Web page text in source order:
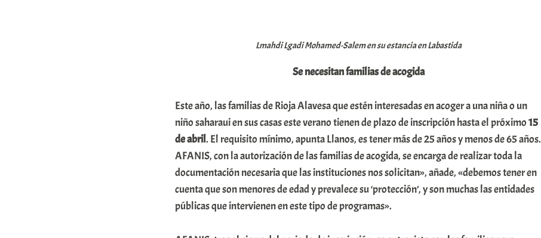
Lmahdi Lgadi Mohamed-Salem en su estancia en Labastida
Se necesitan familias de acogida
Este año, las familias de Rioja Alavesa que estén interesadas en acoger a una niña o un
niño saharaui en sus casas este verano tienen de plazo de inscripción hasta el próximo15
deabril. El requisito mínimo, apunta Llanos, es tener más de 25 años y menos de 65 años.
AFANIS, con la autorización de las familias de acogida, se encarga de realizar toda la
documentación necesaria que las instituciones nos solicitan», añade, «debemos tener en
cuenta que son menores de edad y prevalece su ‘protección’, y son muchas las entidades
públicas que intervienen en este tipo de programas».